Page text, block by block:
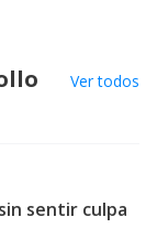
Ver todos
sentir culpa